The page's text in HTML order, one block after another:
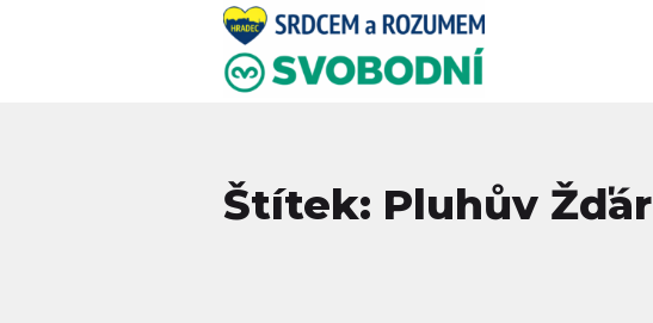
Štítek: Pluhův Žďár